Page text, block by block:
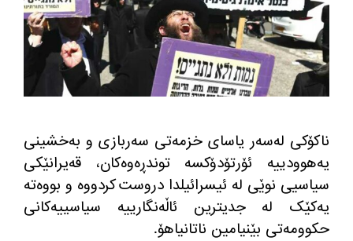
ناکۆکی لەسەر یاسای خزمەتی سەربازی و بەخشینی
یەهوودییە ئۆرتۆدۆکسە توندڕەوەکان، قەیرانێکی
سیاسیی نوێی لە ئیسرائیلدا دروست کردووە و بووەتە
یەکێک لە جدیترین ئاڵەنگارییە سیاسییەکانی
حکوومەتی بێنیامین ناتانیاهۆ.